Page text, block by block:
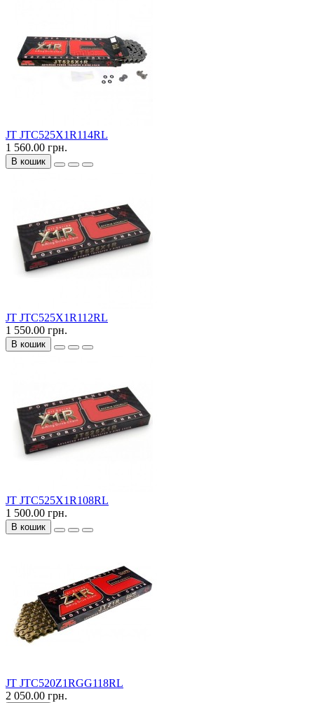
JT JTC525X1R114RL
1 560.00 грн.
В кошик
JT JTC525X1R112RL
1 550.00 грн.
В кошик
JT JTC525X1R108RL
1 500.00 грн.
В кошик
JT JTC520Z1RGG118RL
2 050.00 грн.